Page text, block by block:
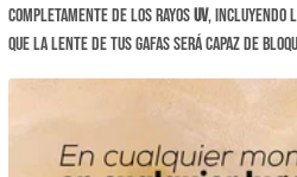
completamente de los rayosUV, incluyendo
que la lente de tus gafas será capaz de